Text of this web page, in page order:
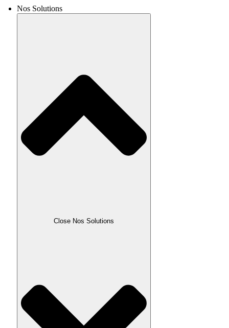
Nos Solutions
Close Nos Solutions